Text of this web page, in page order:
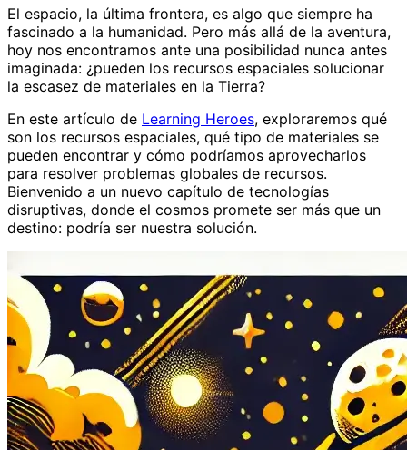
El espacio, la última frontera, es algo que siempre ha
fascinado a la humanidad. Pero más allá de la aventura,
hoy nos encontramos ante una posibilidad nunca antes
imaginada: ¿pueden los recursos espaciales solucionar
la escasez de materiales en la Tierra?
En este artículo de Learning Heroes, exploraremos qué
son los recursos espaciales, qué tipo de materiales se
pueden encontrar y cómo podríamos aprovecharlos
para resolver problemas globales de recursos.
Bienvenido a un nuevo capítulo de tecnologías
disruptivas, donde el cosmos promete ser más que un
destino: podría ser nuestra solución.